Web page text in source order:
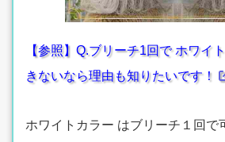
【参照】Q.ブリーチ1回で ホワイ
きないなら理由も知りたいです！
ホワイトカラー はブリーチ１回で